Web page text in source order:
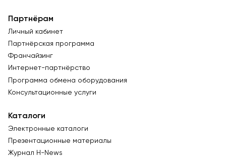
Партнёрам
Личный кабинет
Партнёрская программа
Франчайзинг
Интернет-партнёрство
Программа обмена оборудования
Консультационные услуги
Каталоги
Электронные каталоги
Презентационные материалы
Журнал Н-News